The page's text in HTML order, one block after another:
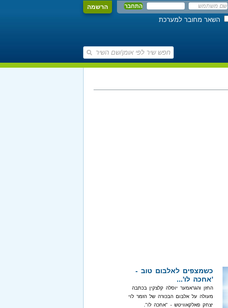
הרשמה
השאר מחובר למערכת
כשמצפים לאלבום טוב -
'אחכה לו'...
החזן והגראמער יוסלה קלצקין בכתבה
מעולה על אלבום הבכורה של הזמר לוי
יצחק פאלקאוויטש - "אחכה לו".